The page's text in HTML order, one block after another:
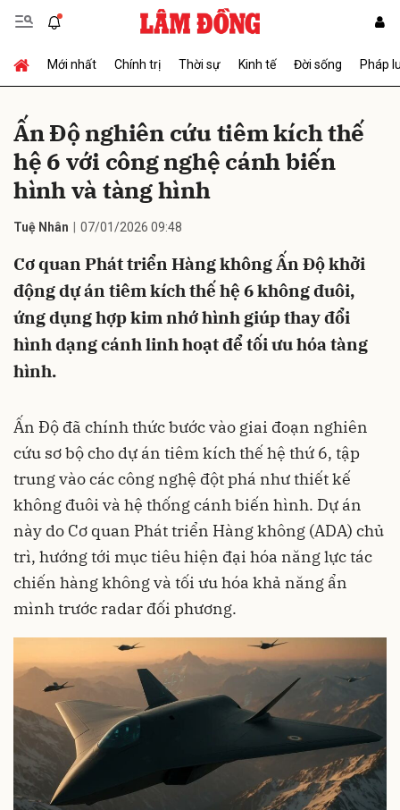
Mới nhất Chính trị Thời sự Kinh tế Đời sống Pháp
Ấn Độ nghiên cứu tiêm kích thế
hệ 6 với công nghệ cánh biến
hình và tàng hình
Tuệ Nhân 07/01/2026 09:48
Cơ quan Phát triển Hàng không Ấn Độ khởi
động dự án tiêm kích thế hệ 6 không đuôi,
ứng dụng hợp kim nhớ hình giúp thay đổi
hình dạng cánh linh hoạt để tối ưu hóa tàng
hình.
Ấn Độ đã chính thức bước vào giai đoạn nghiên
cứu sơ bộ cho dự án tiêm kích thế hệ thứ 6, tập
trung vào các công nghệ đột phá như thiết kế
không đuôi và hệ thống cánh biến hình. Dự án
này do Cơ quan Phát triển Hàng không (ADA) chủ
trì, hướng tới mục tiêu hiện đại hóa năng lực tác
chiến hàng không và tối ưu hóa khả năng ẩn
mình trước radar đối phương.
Gửi bình luận
Hủy Gửi